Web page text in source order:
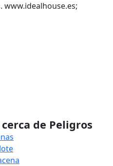
www.idealhouse.es;
de Peligros